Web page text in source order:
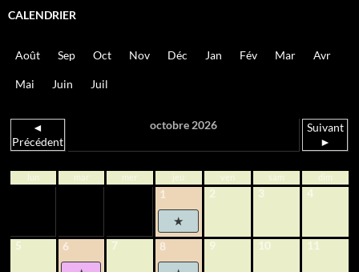
CALENDRIER
Août Sep Oct Nov Déc Jan Fév Mar Avr
Mai Juin Juil
◄
Précédent
octobre 2026
Suivant
►
lun mar mer jeu ven sam dim
1 2 3 4
5 6 7 8 9 10 11